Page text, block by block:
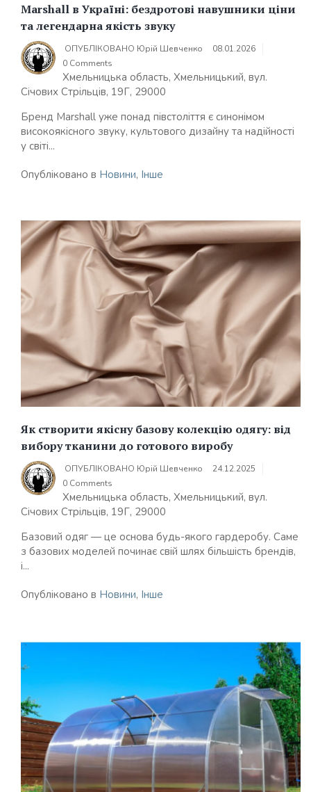
Marshall в Україні: бездротові навушники ціни
та легендарна якість звуку
ОПУБЛІКОВАНО Юрій Шевченко
08.01.2026
0 Comments
Хмельницька область, Хмельницький, вул.
Січових Стрільців, 19Г, 29000
Бренд Marshall уже понад півстоліття є синонімом
високоякісного звуку, культового дизайну та надійності
у світі...
Опубліковано в Новини, Інше
Як створити якісну базову колекцію одягу: від
вибору тканини до готового виробу
ОПУБЛІКОВАНО Юрій Шевченко
24.12.2025
0 Comments
Хмельницька область, Хмельницький, вул.
Січових Стрільців, 19Г, 29000
Базовий одяг — це основа будь-якого гардеробу. Саме
з базових моделей починає свій шлях більшість брендів,
і...
Опубліковано в Новини, Інше